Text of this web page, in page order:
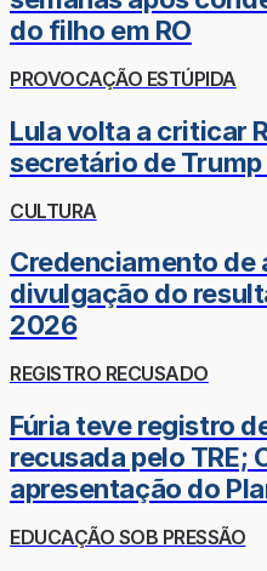
do filho em RO
PROVOCAÇÃO ESTÚPIDA
Lula volta a criticar
secretário de
CULTURA
Credenciamento
divulgação do
2026
REGISTRO RECUSADO
Fúria teve registro
recusada pelo TRE;
apresentação do
EDUCAÇÃO SOB PRESSÃO